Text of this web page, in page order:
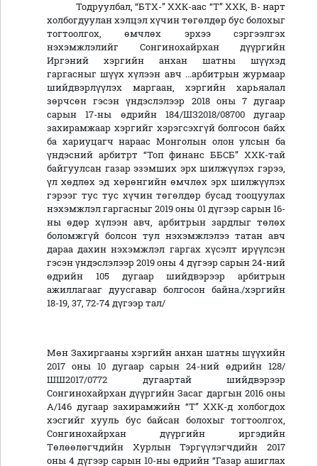
Тодруулбал, “БТХ-” ХХК-аас “Т” ХХК, В- нарт
холбогдуулан хэлцэл хүчин төгөлдөр бус болохыг
тогтоолгох, өмчлөх эрхээ сэргээлгэх
нэхэмжлэлийг Сонгинохайрхан дүүргийн
Иргэний хэргийн анхан шатны шүүхэд
гаргасныг шүүх хүлээн авч ...арбитрын журмаар
шийдвэрлүүлэх маргаан, хэргийн харьяалал
зөрчсөн гэсэн үндэслэлээр 2018 оны 7 дугаар
сарын 17-ны өдрийн 184/ШЗ2018/08700 дугаар
захирамжаар хэргийг хэрэгсэхгүй болгосон байх
ба хариуцагч нараас Монголын олон улсын ба
үндэсний арбитрт “Топ финанс ББСБ” ХХК-тай
байгуулсан газар эзэмших эрх шилжүүлэх гэрээ,
үл хөдлөх эд хөрөнгийн өмчлөх эрх шилжүүлэх
гэрээг тус тус хүчин төгөлдөр бусад тооцуулах
нэхэмжлэл гаргасныг 2019 оны 01 дүгээр сарын 16-
ны өдөр хүлээн авч, арбитрын зардлыг төлөх
боломжгүй болсон тул нэхэмжлэлээ татан авч
дараа дахин нэхэмжлэл гаргах хүсэлт ирүүлсэн
гэсэн үндэслэлээр 2019 оны 4 дүгээр сарын 24-ний
өдрийн 105 дугаар шийдвэрээр арбитрын
ажиллагааг дуусгавар болгосон байна./хэргийн
18-19, 37, 72-74 дүгээр тал/
Мөн Захиргааны хэргийн анхан шатны шүүхийн
2017 оны 10 дугаар сарын 24-ний өдрийн 128/
ШШ2017/0772 дугаартай шийдвэрээр
Сонгинохайрхан дүүргийн Засаг даргын 2016 оны
А/146 дугаар захирамжийн “Т” ХХК-д холбогдох
хэсгийг хууль бус байсан болохыг тогтоолгох,
Сонгинохайрхан дүүргийн иргэдийн
Төлөөлөгчдийн Хурлын Тэргүүлэгчдийн 2017
оны 4 дүгээр сарын 10-ны өдрийн “Газар ашиглах